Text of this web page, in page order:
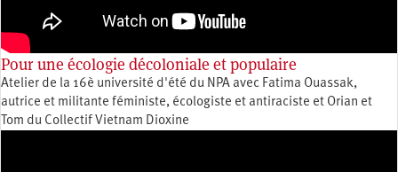
Pour une écologie décoloniale et populaire
Atelier de la 16è université d'été du NPA avec Fatima Ouassak,
autrice et militante féministe, écologiste et antiraciste et Orian et
Tom du Collectif Vietnam Dioxine